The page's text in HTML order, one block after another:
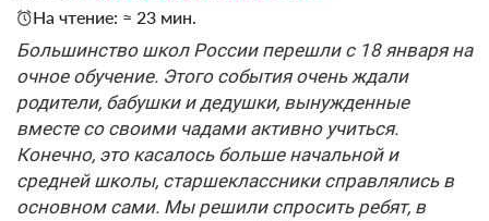
На чтение: ≈ 23 мин.
Большинство школ России перешли с 18 января на
очное обучение. Этого события очень ждали
родители, бабушки и дедушки, вынужденные
вместе со своими чадами активно учиться.
Конечно, это касалось больше начальной и
средней школы, старшеклассники справлялись в
основном сами. Мы решили спросить ребят, в